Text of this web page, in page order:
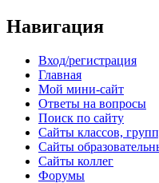
Навигация
Вход/регистрация
Главная
Мой мини-сайт
Ответы на вопросы
Поиск по сайту
Сайты классов,
Сайты
Сайты коллег
Форумы